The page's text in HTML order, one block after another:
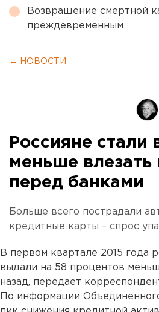
Возвращение смертной
преждевременным
← НОВОСТИ
Россияне стали
меньше влезать
перед банками
Больше всего пострадали
кредитные карты – спрос
В первом квартале 2015 года
выдали на 58 процентов
назад, передает
По информации